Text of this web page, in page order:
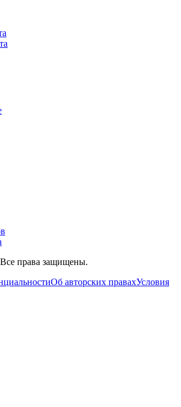
права защищены.
Об авторских правахУсловия